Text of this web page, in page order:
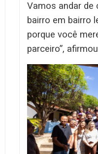
Vamos andar de
bairro em bairro
porque você
parceiro”,